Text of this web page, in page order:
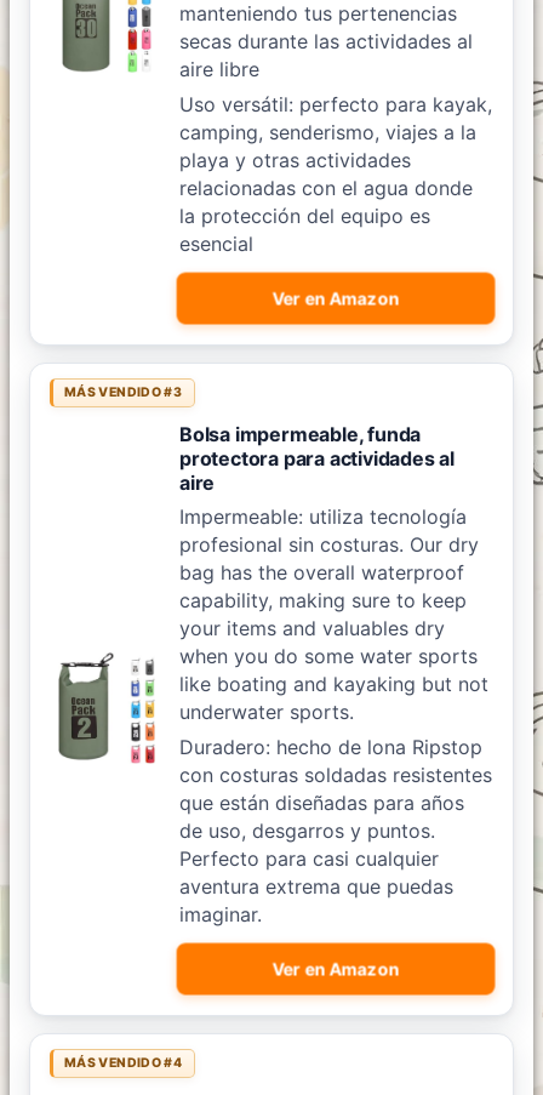
manteniendo tus pertenencias
secas durante las actividades al
aire libre
Uso versátil: perfecto para kayak,
camping, senderismo, viajes a la
playa y otras actividades
relacionadas con el agua donde
la protección del equipo es
esencial
Ver en Amazon
MÁS VENDIDO #3
Bolsa impermeable, funda
protectora para actividades al
aire
Impermeable: utiliza tecnología
profesional sin costuras. Our dry
bag has the overall waterproof
capability, making sure to keep
your items and valuables dry
when you do some water sports
like boating and kayaking but not
underwater sports.
Duradero: hecho de lona Ripstop
con costuras soldadas resistentes
que están diseñadas para años
de uso, desgarros y puntos.
Perfecto para casi cualquier
aventura extrema que puedas
imaginar.
Ver en Amazon
MÁS VENDIDO #4